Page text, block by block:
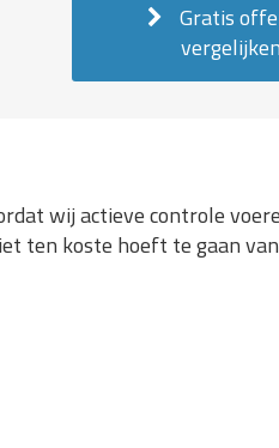
Gratis
vergelijken
wij actieve controle
ten koste hoeft te gaan